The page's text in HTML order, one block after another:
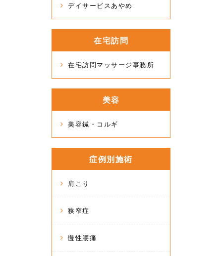
デイサービスあやめ
在宅訪問
在宅訪問マッサージ事務所
美容
美容鍼・コルギ
症例別施術
肩こり
狭窄症
慢性腰痛